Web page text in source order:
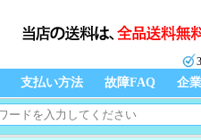
支払い方法 故障FAQ 企